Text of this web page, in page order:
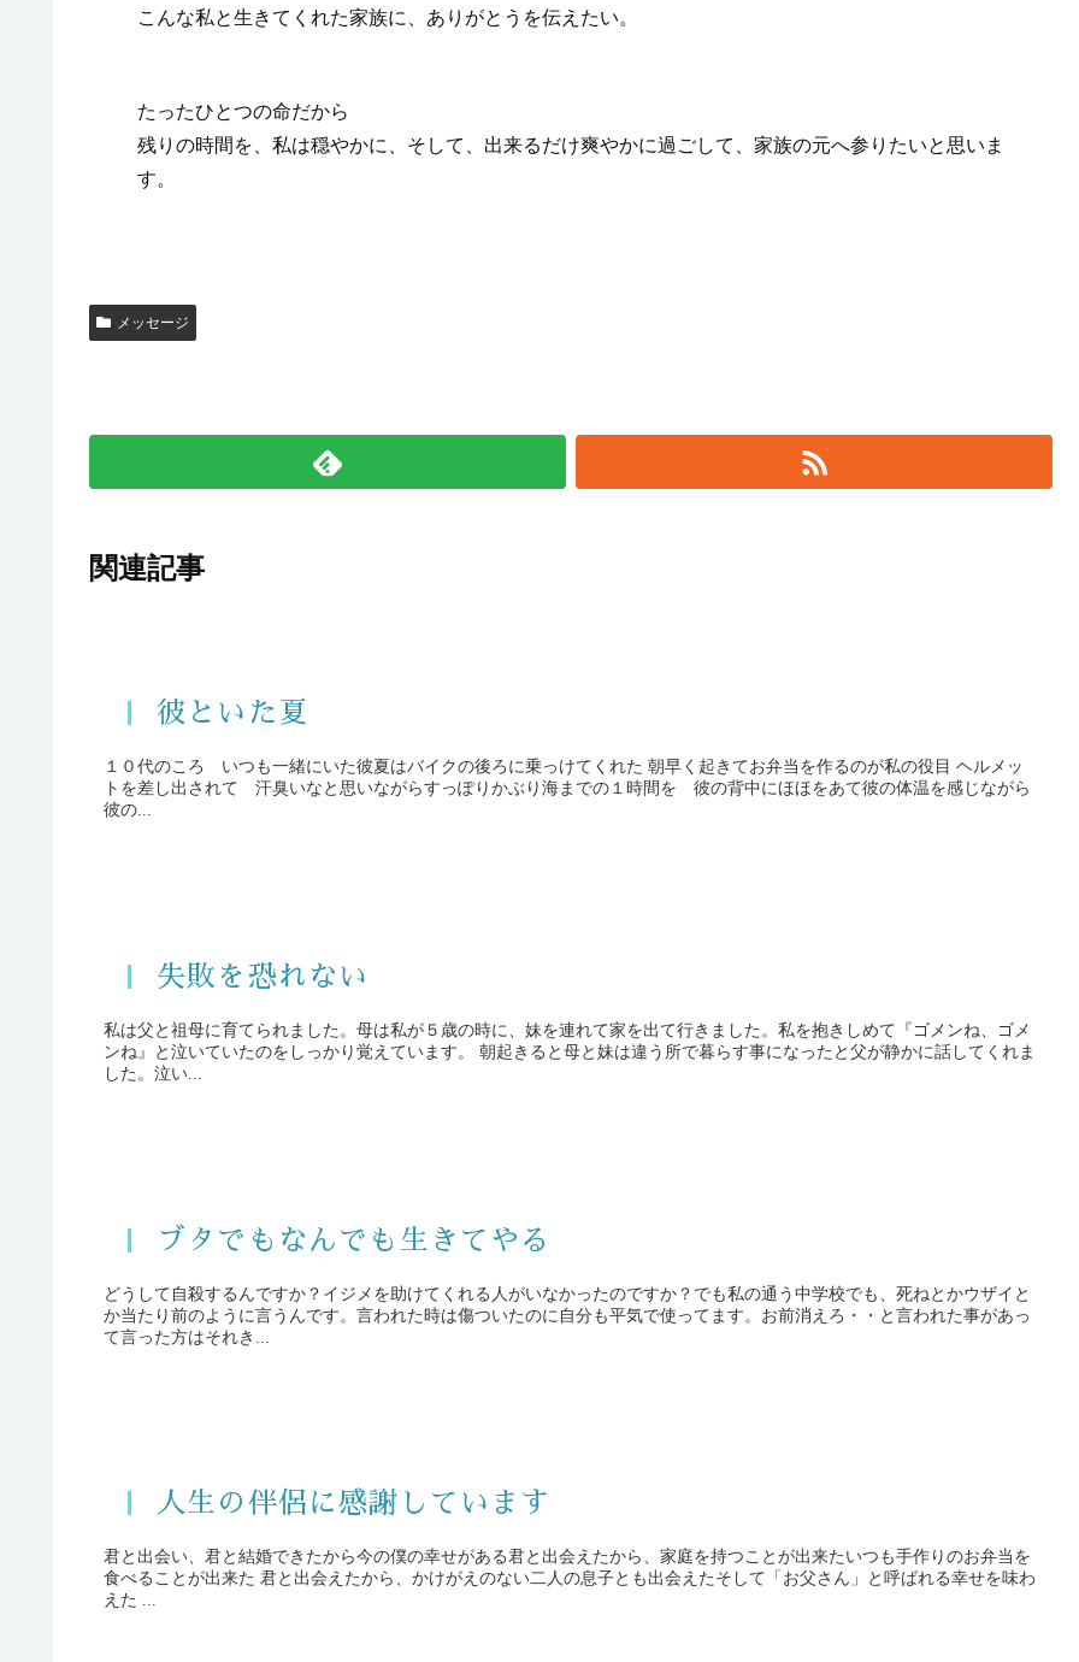
こんな私と生きてくれた家族に、ありがとうを伝えたい。
たったひとつの命だから
残りの時間を、私は穏やかに、そして、出来るだけ爽やかに過ごして、家族の元へ参りたいと思いま
す。
メッセージ
関連記事
彼といた夏
１０代のころ いつも一緒にいた彼夏はバイクの後ろに乗っけてくれた 朝早く起きてお弁当を作るのが私の役目 ヘルメッ
トを差し出されて 汗臭いなと思いながらすっぽりかぶり海までの１時間を 彼の背中にほほをあて彼の体温を感じながら
彼の...
失敗を恐れない
私は父と祖母に育てられました。母は私が５歳の時に、妹を連れて家を出て行きました。私を抱きしめて『ゴメンね、ゴメ
ンね』と泣いていたのをしっかり覚えています。 朝起きると母と妹は違う所で暮らす事になったと父が静かに話してくれま
した。泣い...
ブタでもなんでも生きてやる
どうして自殺するんですか？イジメを助けてくれる人がいなかったのですか？でも私の通う中学校でも、死ねとかウザイと
か当たり前のように言うんです。言われた時は傷ついたのに自分も平気で使ってます。お前消えろ・・と言われた事があっ
て言った方はそれき...
人生の伴侶に感謝しています
君と出会い、君と結婚できたから今の僕の幸せがある君と出会えたから、家庭を持つことが出来たいつも手作りのお弁当を
食べることが出来た 君と出会えたから、かけがえのない二人の息子とも出会えたそして「お父さん」と呼ばれる幸せを味わ